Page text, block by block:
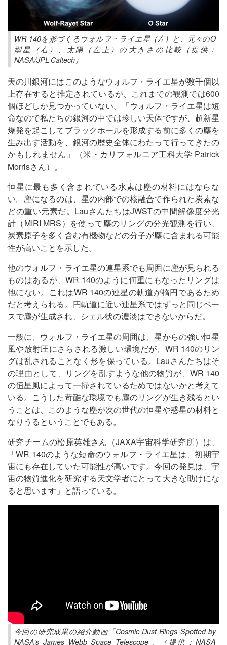
WR 140を形づくるウォルフ・ライエ星（左）と、元々のO
型星（右）、太陽（左上）の大きさの比較（提供：
NASA/JPL-Caltech）
天の川銀河にはこのようなウォルフ・ライエ星が数千個以
上存在すると推定されているが、これまでの観測では600
個ほどしか見つかっていない。「ウォルフ・ライエ星は短
命なので私たちの銀河の中では珍しい天体ですが、超新星
爆発を起こしてブラックホールを形成する前に多くの塵を
生み出す活動を、銀河の歴史全体にわたって行ってきたの
かもしれません」（米・カリフォルニア工科大学 Patrick
Morrisさん）。
恒星に最も多く含まれている水素は塵の材料にはならな
い。塵になるのは、星の内部での核融合で作られた炭素な
どの重い元素だ。LauさんたちはJWSTの中間解像度分光
計（MIRI MRS）を使って塵のリングの分光観測を行い、
炭素原子を多く含む有機物などの分子が塵に含まれる可能
性が高いことを示した。
他のウォルフ・ライエ星の連星系でも周囲に塵が見られる
ものはあるが、WR 140のように何重にもなったリングは
他にない。これはWR 140の連星の軌道が楕円であるため
だと考えられる。円軌道に近い連星系ではずっと同じペー
スで塵が生成され、シェル状の濃淡はできないからだ。
一般に、ウォルフ・ライエ星の周囲は、星からの強い恒星
風や放射圧にさらされる激しい環境だが、WR 140のリン
グは乱されることなく形を保っている。Lauさんたちはそ
の理由として、リングを乱すような他の物質が、WR 140
の恒星風によって一掃されているためではないかと考えて
いる。こうした苛酷な環境でも塵のリングが生き残るとい
うことは、このような塵が次の世代の恒星や惑星の材料と
なりうるということでもある。
研究チームの松原英雄さん（JAXA宇宙科学研究所）は、
「WR 140のような短命のウォルフ・ライエ星は、初期宇
宙にも存在していた可能性が高いです。今回の発見は、宇
宙の物質進化を研究する天文学者にとって大きな助けにな
ると思います」と語っている。
今回の研究成果の紹介動画「Cosmic Dust Rings Spotted by
NASA’s James Webb Space Telescope」（提供：NASA